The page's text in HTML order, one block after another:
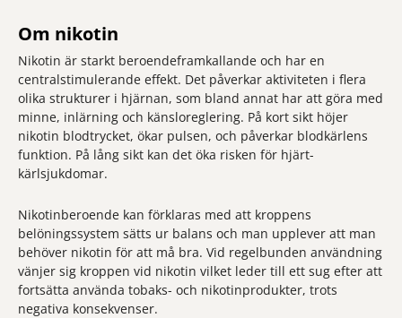
Om nikotin
Nikotin är starkt beroendeframkallande och har en
centralstimulerande effekt. Det påverkar aktiviteten i flera
olika strukturer i hjärnan, som bland annat har att göra med
minne, inlärning och känsloreglering. På kort sikt höjer
nikotin blodtrycket, ökar pulsen, och påverkar blodkärlens
funktion. På lång sikt kan det öka risken för hjärt-
kärlsjukdomar.
Nikotinberoende kan förklaras med att kroppens
belöningssystem sätts ur balans och man upplever att man
behöver nikotin för att må bra. Vid regelbunden användning
vänjer sig kroppen vid nikotin vilket leder till ett sug efter att
fortsätta använda tobaks- och nikotinprodukter, trots
negativa konsekvenser.